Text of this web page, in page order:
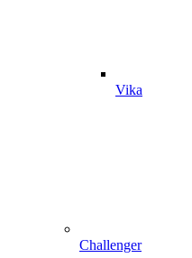
Vika
Challenger